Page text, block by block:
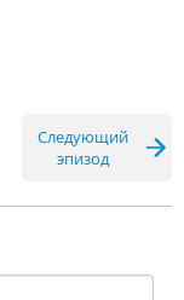
Следующий
эпизод